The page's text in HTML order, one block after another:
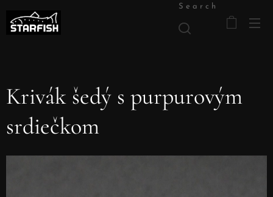
Search
Krivák šedý s purpurovým
srdiečkom